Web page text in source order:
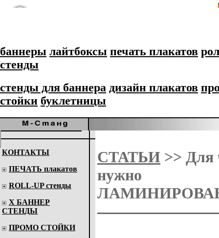
баннеры лайтбоксы печать плакатов
стенды
стенды для баннера дизайн плакатов
стойки буклетницы
КОНТАКТЫ
ПЕЧАТЬ плакатов
ROLL-UP стенды
Х БАННЕР
СТЕНДЫ
ПРОМО СТОЙКИ
СТАТЬИ >> Для
нужно